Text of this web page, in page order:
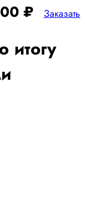
₽ Заказать
итогу